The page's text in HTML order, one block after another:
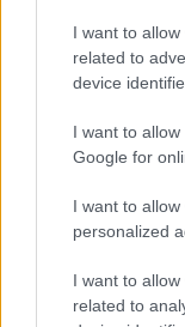
I want to
related to
device
I want to
Google for
I want to
personalized
I want to
related to
- Sebi sam
svaku muku iz
sama sa
nam ona budi
stresu i
smijem se
svog života.
Izvor: blic